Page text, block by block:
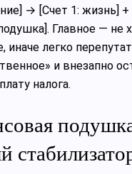
→ [Счет 1: жизнь] +
Главное — не
иначе легко
и внезапно
налога.